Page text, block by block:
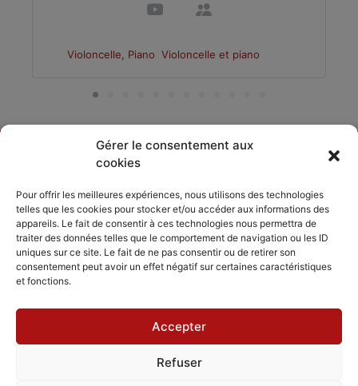
Gérer le consentement aux
cookies
Pour offrir les meilleures expériences, nous utilisons des technologies
telles que les cookies pour stocker et/ou accéder aux informations des
appareils. Le fait de consentir à ces technologies nous permettra de
traiter des données telles que le comportement de navigation ou les ID
uniques sur ce site. Le fait de ne pas consentir ou de retirer son
consentement peut avoir un effet négatif sur certaines caractéristiques
et fonctions.
Accepter
Refuser
Violoncelle, Piano Violoncelle et piano
Les compositeurs
Le répertoire
Inviter
Feedback
Les séjours
musicaux
Accordissimo
L'application
Politique de cookies